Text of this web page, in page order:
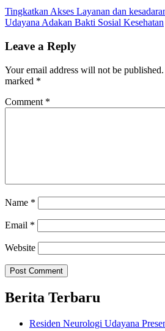
Tingkatkan Akses Layanan dan
Udayana Adakan Bakti Sosial Kesehatan
Leave a Reply
Your email address will not be published.
marked *
Comment *
Name *
Email *
Website
Berita Terbaru
Residen Neurologi Udayana